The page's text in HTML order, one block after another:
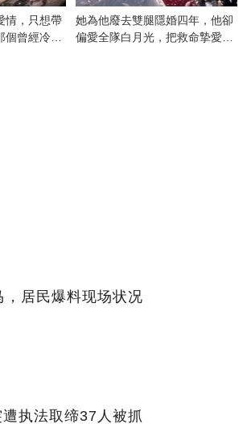
情，只想帶
曾經冷漠
她為他廢去雙腿隱婚四年，他卻
偏愛全隊白月光，把救命摯愛當
居民爆料现场状况
执法取缔37人被抓